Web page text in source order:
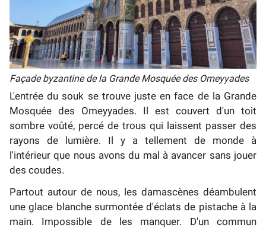
Façade byzantine de la Grande Mosquée des Omeyyades
L'entrée du souk se trouve juste en face de la Grande
Mosquée des Omeyyades. Il est couvert d'un toit
sombre voûté, percé de trous qui laissent passer des
rayons de lumière. Il y a tellement de monde à
l'intérieur que nous avons du mal à avancer sans jouer
des coudes.
Partout autour de nous, les damascènes déambulent
une glace blanche surmontée d'éclats de pistache à la
main. Impossible de les manquer. D'un commun